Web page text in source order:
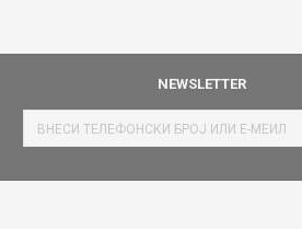
NEWSLETTER